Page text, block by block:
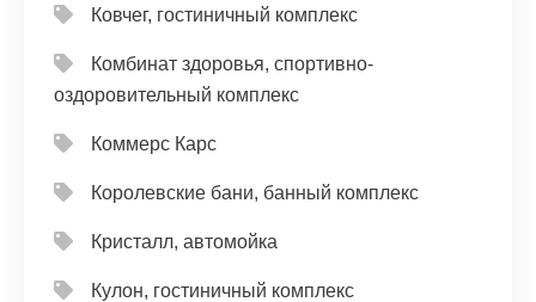
Ковчег, гостиничный комплекс
Комбинат здоровья, спортивно-
оздоровительный комплекс
Коммерс Карс
Королевские бани, банный комплекс
Кристалл, автомойка
Кулон, гостиничный комплекс